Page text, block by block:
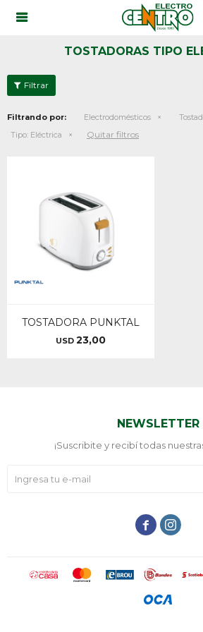

TOSTADORAS TIPO
Filtrando por: Electrodomésticos
Tipo: Eléctrica Quitar filtros
TOSTADORA PUNKTAL
USD 23,00
NEWSLETTER
¡Suscribite y recibí todas
 